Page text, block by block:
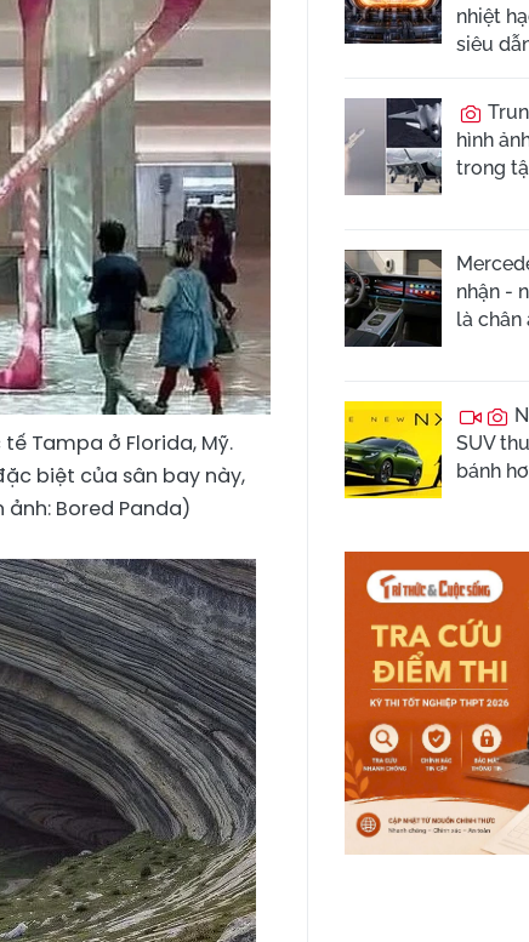
Tampa ở Florida, Mỹ.
biệt của sân bay này,
Bored Panda)
nhiệt
siêu
hình
trong
nhận -
là chân
SUV
bánh